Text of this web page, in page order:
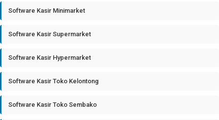
Software Kasir Minimarket
Software Kasir Supermarket
Software Kasir Hypermarket
Software Kasir Toko Kelontong
Software Kasir Toko Sembako